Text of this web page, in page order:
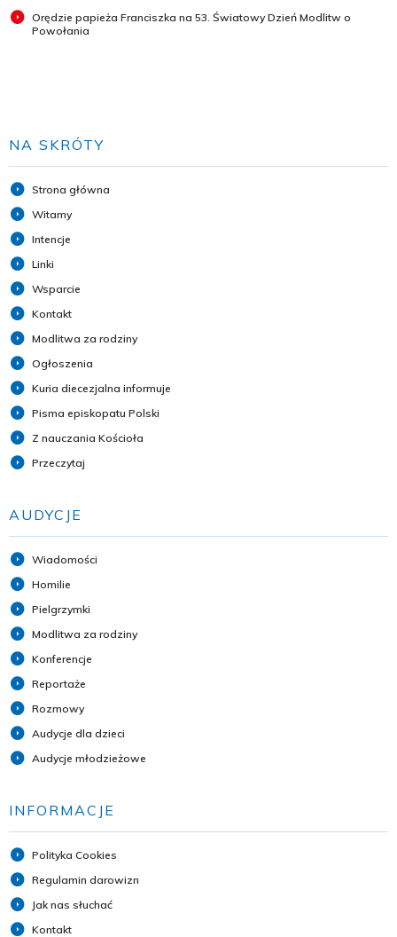
Orędzie papieża Franciszka na 53. Światowy Dzień Modlitw o
Powołania
NA SKRÓTY
Strona główna
Witamy
Intencje
Linki
Wsparcie
Kontakt
Modlitwa za rodziny
Ogłoszenia
Kuria diecezjalna informuje
Pisma episkopatu Polski
Z nauczania Kościoła
Przeczytaj
AUDYCJE
Wiadomości
Homilie
Pielgrzymki
Modlitwa za rodziny
Konferencje
Reportaże
Rozmowy
Audycje dla dzieci
Audycje młodzieżowe
INFORMACJE
Polityka Cookies
Regulamin darowizn
Jak nas słuchać
Kontakt